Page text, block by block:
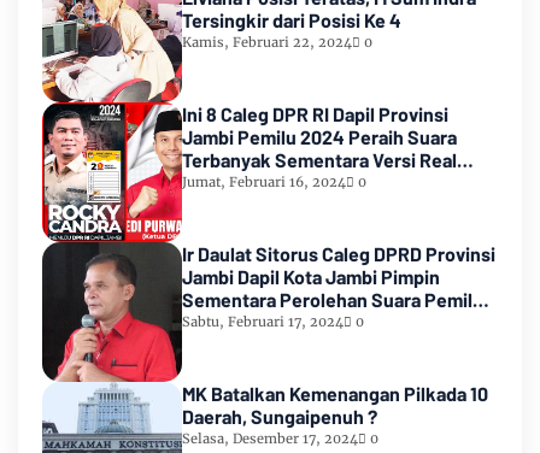
Tersingkir dari Posisi Ke 4
Kamis, Februari 22, 2024 0
Ini 8 Caleg DPR RI Dapil Provinsi
Jambi Pemilu 2024 Peraih Suara
Terbanyak Sementara Versi Real
Count KPU RI
Jumat, Februari 16, 2024 0
Ir Daulat Sitorus Caleg DPRD Provinsi
Jambi Dapil Kota Jambi Pimpin
Sementara Perolehan Suara Pemilu
2024
Sabtu, Februari 17, 2024 0
MK Batalkan Kemenangan Pilkada 10
Daerah, Sungaipenuh ?
Selasa, Desember 17, 2024 0